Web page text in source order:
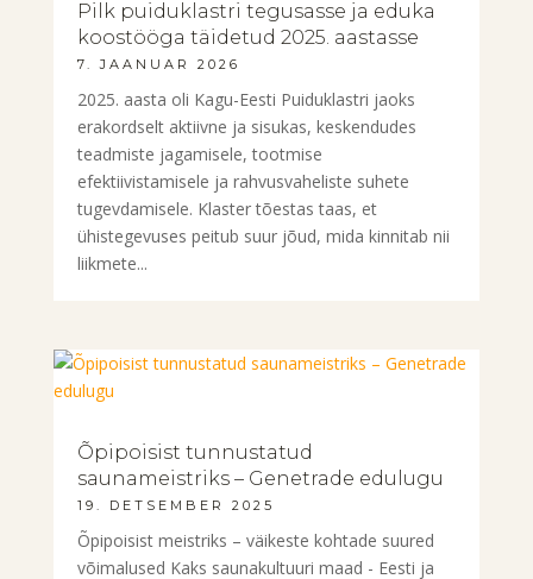
Pilk puiduklastri tegusasse ja eduka
koostööga täidetud 2025. aastasse
7. JAANUAR 2026
2025. aasta oli Kagu-Eesti Puiduklastri jaoks
erakordselt aktiivne ja sisukas, keskendudes
teadmiste jagamisele, tootmise
efektiivistamisele ja rahvusvaheliste suhete
tugevdamisele. Klaster tõestas taas, et
ühistegevuses peitub suur jõud, mida kinnitab nii
liikmete...
Õpipoisist tunnustatud
saunameistriks – Genetrade edulugu
19. DETSEMBER 2025
Õpipoisist meistriks – väikeste kohtade suured
võimalused Kaks saunakultuuri maad - Eesti ja